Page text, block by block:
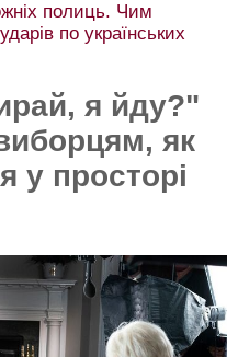
полиць. Чим
по українських
я йду?"
як
у просторі